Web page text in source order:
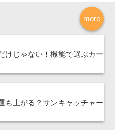
more
けじゃない！機能で選ぶカー
も上がる？サンキャッチャー